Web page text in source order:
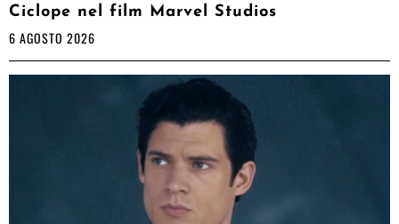
Ciclope nel film Marvel Studios
6 AGOSTO 2026